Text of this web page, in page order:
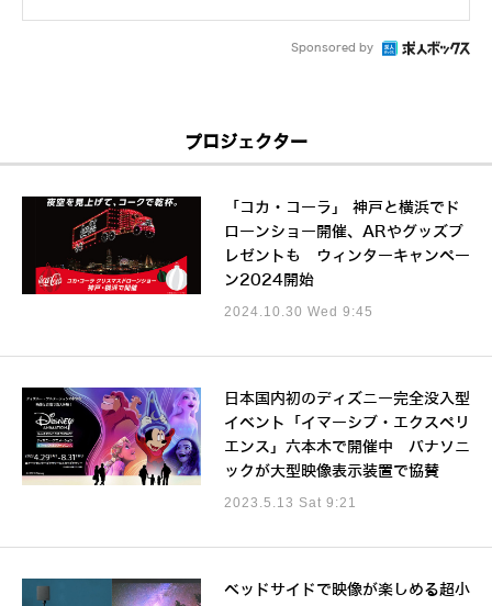
Sponsored by
プロジェクター
「コカ・コーラ」 神戸と横浜でド
ローンショー開催、ARやグッズプ
レゼントも ウィンターキャンペー
ン2024開始
2024.10.30 Wed 9:45
日本国内初のディズニー完全没入型
イベント「イマーシブ・エクスペリ
エンス」六本木で開催中 パナソニ
ックが大型映像表示装置で協賛
2023.5.13 Sat 9:21
ベッドサイドで映像が楽しめる超小